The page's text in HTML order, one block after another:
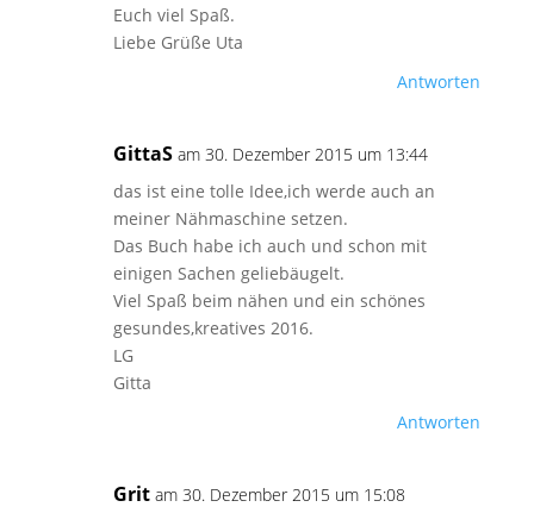
Euch viel Spaß.
Liebe Grüße Uta
Antworten
GittaS am 30. Dezember 2015 um 13:44
das ist eine tolle Idee,ich werde auch an
meiner Nähmaschine setzen.
Das Buch habe ich auch und schon mit
einigen Sachen geliebäugelt.
Viel Spaß beim nähen und ein schönes
gesundes,kreatives 2016.
LG
Gitta
Antworten
Grit am 30. Dezember 2015 um 15:08